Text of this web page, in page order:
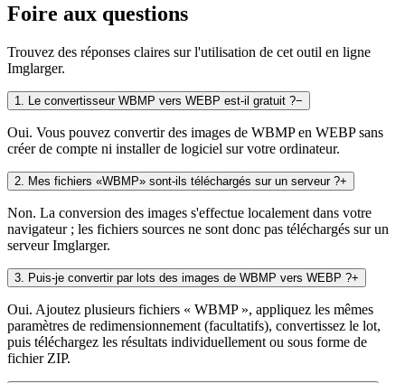
Foire aux questions
Trouvez des réponses claires sur l'utilisation de cet outil en ligne
Imglarger.
1. Le convertisseur WBMP vers WEBP est-il gratuit ?−
Oui. Vous pouvez convertir des images de WBMP en WEBP sans
créer de compte ni installer de logiciel sur votre ordinateur.
2. Mes fichiers «WBMP» sont-ils téléchargés sur un serveur ?+
Non. La conversion des images s'effectue localement dans votre
navigateur ; les fichiers sources ne sont donc pas téléchargés sur un
serveur Imglarger.
3. Puis-je convertir par lots des images de WBMP vers WEBP ?+
Oui. Ajoutez plusieurs fichiers « WBMP », appliquez les mêmes
paramètres de redimensionnement (facultatifs), convertissez le lot,
puis téléchargez les résultats individuellement ou sous forme de
fichier ZIP.